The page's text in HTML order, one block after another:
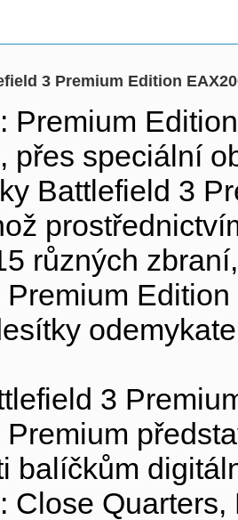
3 Premium Edition
Premium
přes speciální
Battlefield 3
různých
3
Premium
balíčkům
Close